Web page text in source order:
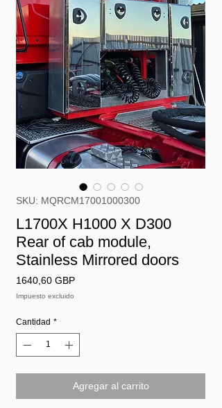
SKU: MQRCM17001000300
L1700X H1000 X D300
Rear of cab module,
Stainless Mirrored doors
1640,60 GBPPrecio
Impuesto excluido
Cantidad *
Agregar al carrito